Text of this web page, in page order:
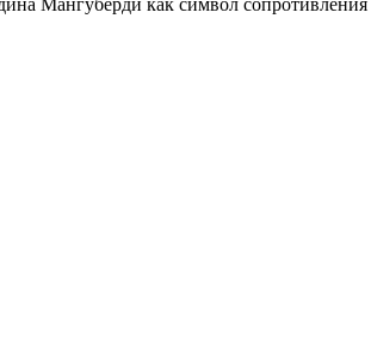
Мангуберди как символ